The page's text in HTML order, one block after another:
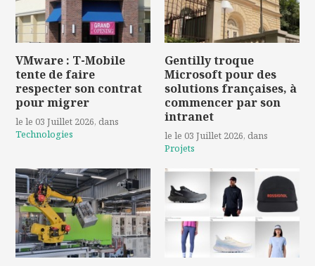
VMware : T-Mobile
tente de faire
respecter son contrat
pour migrer
le le 03 Juillet 2026, dans
Technologies
Gentilly troque
Microsoft pour des
solutions françaises, à
commencer par son
intranet
le le 03 Juillet 2026, dans
Projets